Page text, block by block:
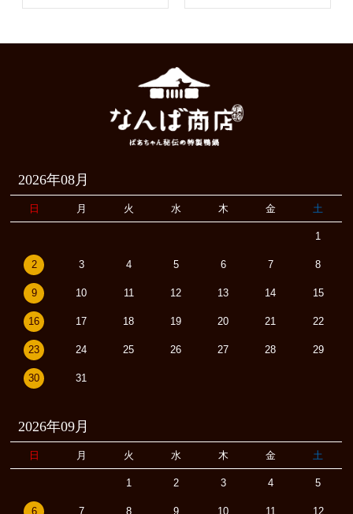
2026年08月
日 月 火 水 木 金 土
1
2 3 4 5 6 7 8
9 10 11 12 13 14 15
16 17 18 19 20 21 22
23 24 25 26 27 28 29
30 31
2026年09月
日 月 火 水 木 金 土
1 2 3 4 5
6 7 8 9 10 11 12